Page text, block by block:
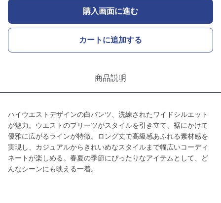
購入画面に進む
カートに追加する
商品説明
ハイウエストデザインの白パンツ、洗練されたワイドシルエット
が魅力。ウエストのプリーツがスタイルを引き立て、裾にかけて
優雅に広がるラインが特徴。ロング丈で高級感あふれる素材感を
実現し、カジュアルからきれいめなスタイルまで幅広いコーディ
ネートが楽しめる。春夏の季節にぴったりなアイテムとして、ど
んなシーンにも映える一着。